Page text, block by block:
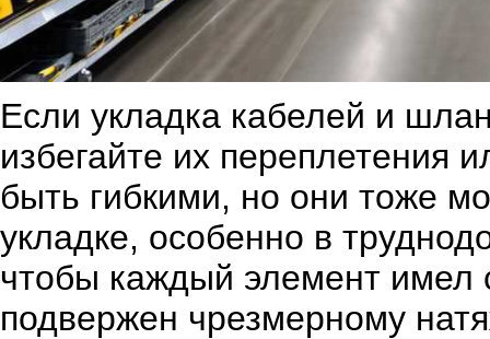
Если укладка кабелей и
избегайте их переплетения
быть гибкими, но они тоже
укладке, особенно в
чтобы каждый элемент имел
подвержен чрезмерному